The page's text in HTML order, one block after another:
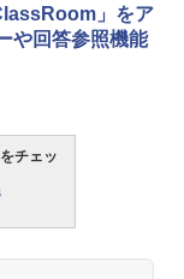
ッズモデル (10イ
3歳から 数千点の
間使い放題
えかき for Study
うボード ひらが
・ABC 3歳以上 知
る!はじめてずかん
ティ])
とつひとつわかり
ム 「サーキット・
ログラミングする
76341 誕生日 クリ
くなるカードゲ
」をア
や回答参照機能
チェッ